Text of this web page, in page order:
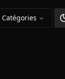
Catégories